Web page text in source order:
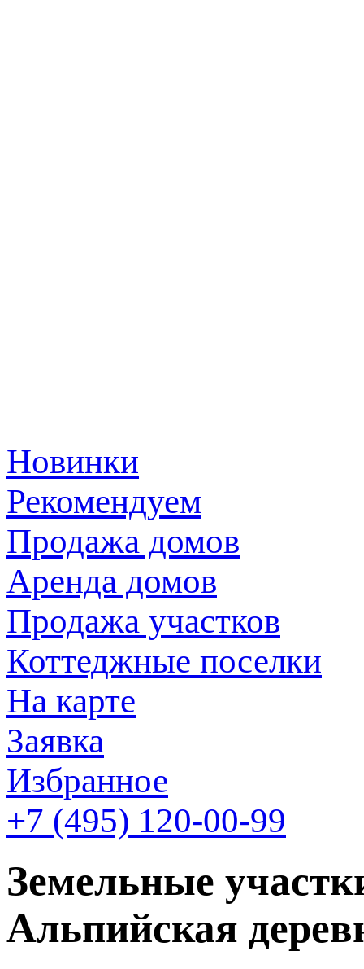
Новинки
Рекомендуем
Продажа домов
Аренда домов
Продажа участков
Коттеджные поселки
На карте
Заявка
Избранное
+7 (495) 120-00-99
Земельные
Альпийская